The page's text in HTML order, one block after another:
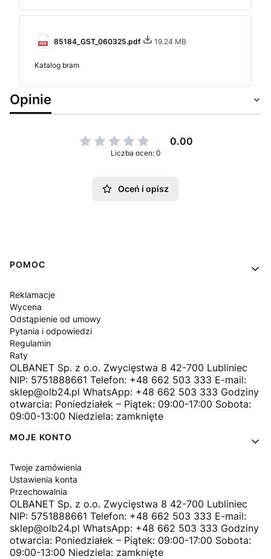
85184_GST_060325.pdf 19.24 MB
Katalog bram
Opinie
0.00
Liczba ocen: 0
Oceń i opisz
Linki w stopce
POMOC
Reklamacje
Wycena
Odstąpienie od umowy
Pytania i odpowiedzi
Regulamin
Raty
OLBANET Sp. z o.o. Zwycięstwa 8 42-700 Lubliniec
NIP: 5751888661 Telefon: +48 662 503 333 E-mail:
sklep@olb24.pl WhatsApp: +48 662 503 333 Godziny
otwarcia: Poniedziałek – Piątek: 09:00-17:00 Sobota:
09:00-13:00 Niedziela: zamknięte
MOJE KONTO
Twoje zamówienia
Ustawienia konta
Przechowalnia
OLBANET Sp. z o.o. Zwycięstwa 8 42-700 Lubliniec
NIP: 5751888661 Telefon: +48 662 503 333 E-mail:
sklep@olb24.pl WhatsApp: +48 662 503 333 Godziny
otwarcia: Poniedziałek – Piątek: 09:00-17:00 Sobota:
09:00-13:00 Niedziela: zamknięte